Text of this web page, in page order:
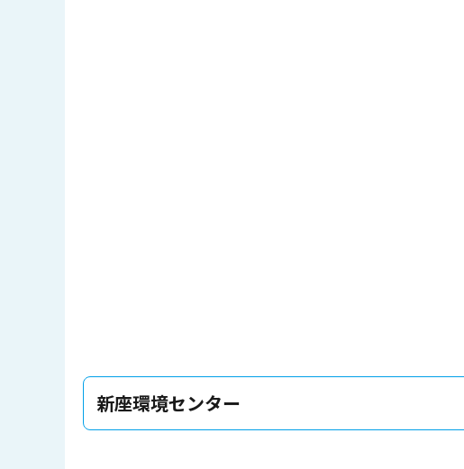
新座環境センター